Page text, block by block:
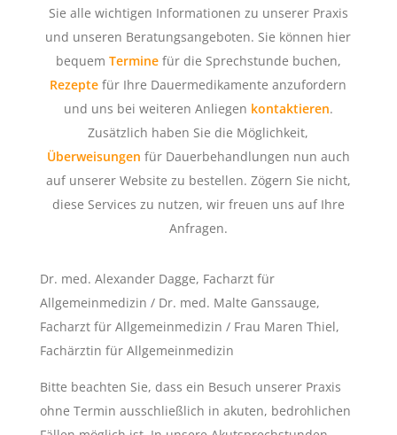
Sie alle wichtigen Informationen zu unserer Praxis
und unseren Beratungsangeboten. Sie können hier
bequem Terminefür die Sprechstunde buchen,
Rezepte für Ihre Dauermedikamenteanzufordern
und uns bei weiteren Anliegen kontaktieren.
Zusätzlich haben Sie die Möglichkeit,
Überweisungen für Dauerbehandlungen nun auch
auf unserer Website zu bestellen. Zögern Sie nicht,
diese Services zu nutzen, wir freuen uns auf Ihre
Anfragen.
Dr. med. Alexander Dagge, Facharzt für
Allgemeinmedizin / Dr. med. Malte Ganssauge,
Facharzt für Allgemeinmedizin / Frau Maren Thiel,
Fachärztin für Allgemeinmedizin
Bitte beachten Sie, dass ein Besuch unserer Praxis
ohne Termin ausschließlich in akuten, bedrohlichen